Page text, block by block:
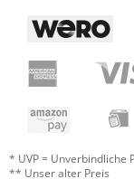
* UVP = Unverbindliche
** Unser alter Preis